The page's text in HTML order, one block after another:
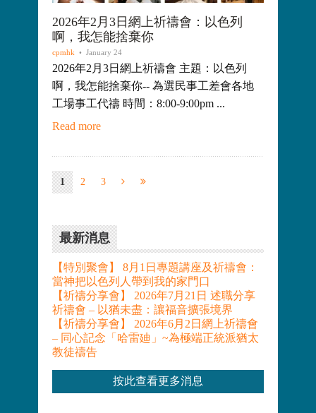
2026年2月3日網上祈禱會：以色列
啊，我怎能捨棄你
cpmhk • January 24
2026年2月3日網上祈禱會 主題：以色列
啊，我怎能捨棄你-- 為選民事工差會各地
工場事工代禱 時間：8:00-9:00pm ...
Read more
1 2 3
最新消息
【特別聚會】 8月1日專題講座及祈禱會：
當神把以色列人帶到我的家門口
【祈禱分享會】 2026年7月21日 述職分享
祈禱會 – 以猶未盡：讓福音擴張境界
【祈禱分享會】 2026年6月2日網上祈禱會
– 同心記念「哈雷廸」~為極端正統派猶太
教徒禱告
按此查看更多消息